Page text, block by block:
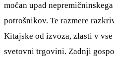
močan upad
potrošnikov. Te razmere
Kitajske od izvoza, zlasti v
svetovni trgovini. Zadnji